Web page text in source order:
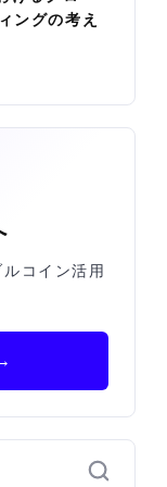
ングの考え
コイン活用